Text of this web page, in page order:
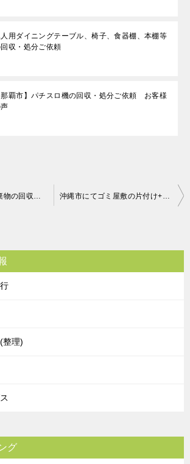
人用ダイニングテーブル、椅子、食器棚、本棚等
収・処分ご依頼
那覇市】パチスロ機の回収・処分ご依頼 お客様
整理)
グ